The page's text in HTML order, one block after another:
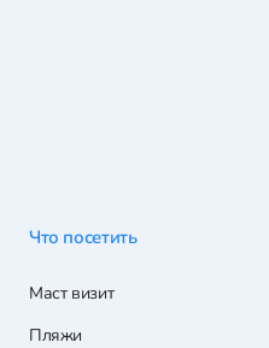
Что посетить
Маст визит
Пляжи